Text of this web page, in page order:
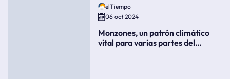
elTiempo
06 oct 2024
Monzones, un patrón climático
vital para varias partes del